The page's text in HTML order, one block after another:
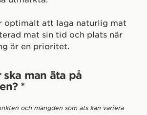
optimalt att laga naturlig mat
mat sin tid och plats när
är en prioritet.
ska man äta på
*
och mängden som äts kan variera